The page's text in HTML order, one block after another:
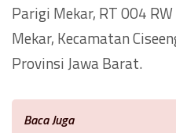
Parigi Mekar, RT 004
Mekar, Kecamatan
Provinsi Jawa Barat.
Baca Juga